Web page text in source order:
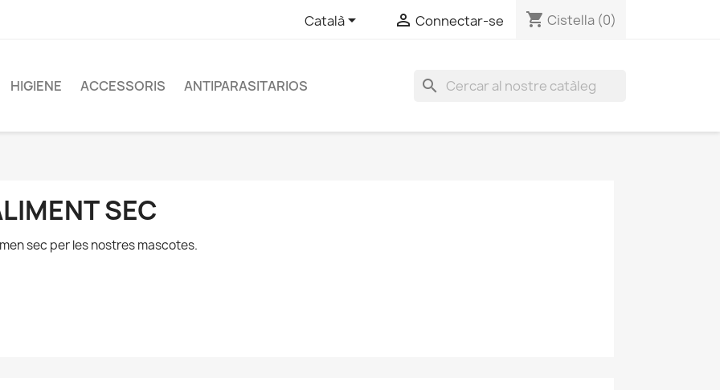
Català  Connectar-se shopping_cart Cistella (0)
HIGIENE ACCESSORIS ANTIPARASITARIOS search
SEC
sec per les nostres mascotes.